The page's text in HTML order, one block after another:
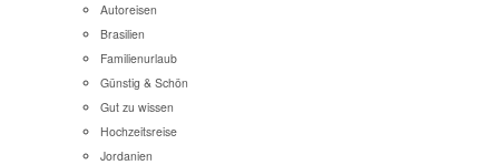
Autoreisen
Brasilien
Familienurlaub
Günstig & Schön
Gut zu wissen
Hochzeitsreise
Jordanien